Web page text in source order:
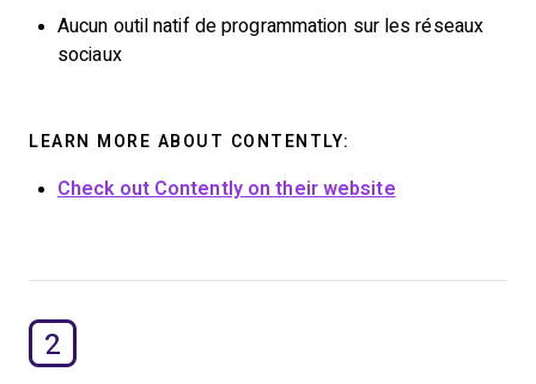
Aucun outil natif de programmation sur les réseaux
sociaux
LEARN MORE ABOUT CONTENTLY:
Check out Contently on their website
2